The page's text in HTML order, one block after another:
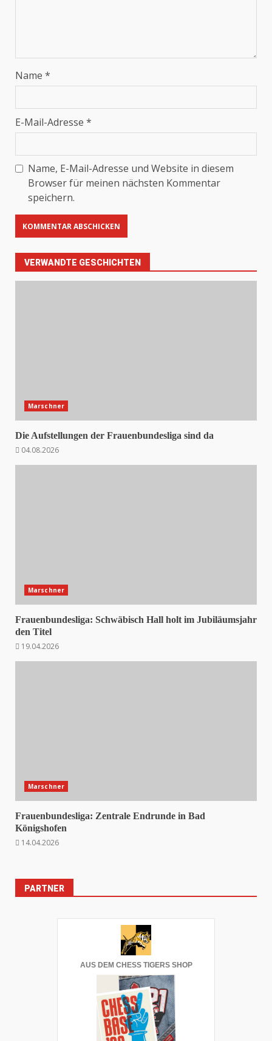
Name *
E-Mail-Adresse *
Name, E-Mail-Adresse und Website in diesem
Browser für meinen nächsten Kommentar
speichern.
VERWANDTE GESCHICHTEN
Marschner
Die Aufstellungen der Frauenbundesliga sind da
04.08.2026
Marschner
Frauenbundesliga: Schwäbisch Hall holt im Jubiläumsjahr
den Titel
19.04.2026
Marschner
Frauenbundesliga: Zentrale Endrunde in Bad
Königshofen
14.04.2026
PARTNER
AUS DEM CHESS TIGERS SHOP